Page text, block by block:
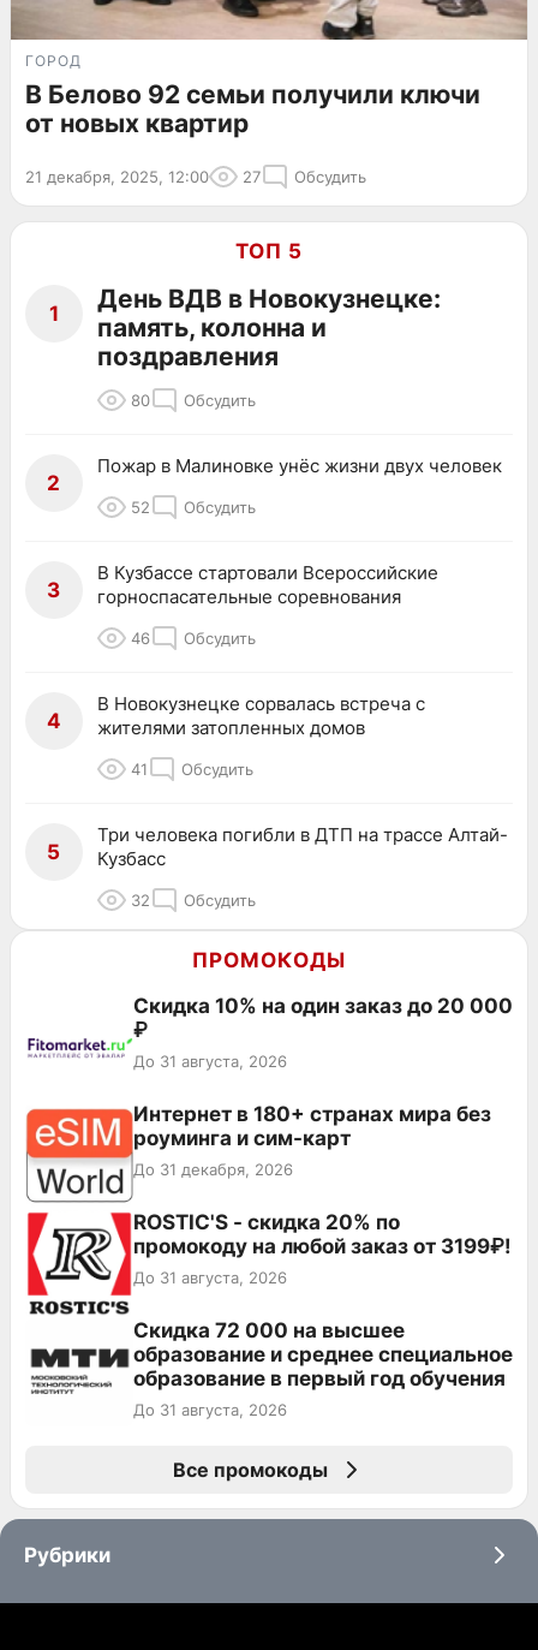
ГОРОД
В Белово 92 семьи получили ключи
от новых квартир
21 декабря, 2025, 12:00 27 Обсудить
ТОП 5
1
День ВДВ в Новокузнецке:
память, колонна и
поздравления
80 Обсудить
2
Пожар в Малиновке унёс жизни двух человек
52 Обсудить
3
В Кузбассе стартовали Всероссийские
горноспасательные соревнования
46 Обсудить
4
В Новокузнецке сорвалась встреча с
жителями затопленных домов
41 Обсудить
5
Три человека погибли в ДТП на трассе Алтай-
Кузбасс
32 Обсудить
ПРОМОКОДЫ
Скидка 10% на один заказ до 20 000
₽
До 31 августа, 2026
Интернет в 180+ странах мира без
роуминга и сим-карт
До 31 декабря, 2026
ROSTIC'S - скидка 20% по
промокоду на любой заказ от 3199₽!
До 31 августа, 2026
Скидка 72 000 на высшее
образование и среднее специальное
образование в первый год обучения
До 31 августа, 2026
Все промокоды
Рубрики